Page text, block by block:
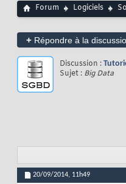
Forum Logiciels
+ Répondre à la
Discussion :
Sujet : Big Data
20/09/2014, 11h49